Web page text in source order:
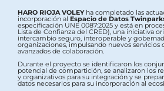
HARO RIOJA VOLEYha completado las
incorporación al Espacio de Datos
especificación UNE 0087:2025 y está en
Lista de Confianza del CRED), una iniciativa
intercambio seguro, interoperable y
organizaciones, impulsando nuevos servicios
avanzados de colaboración.
Durante el proyecto se identificaron los
potencial de compartición, se analizaron los
y organizativos para su integración y se
datos necesarios para su incorporación al